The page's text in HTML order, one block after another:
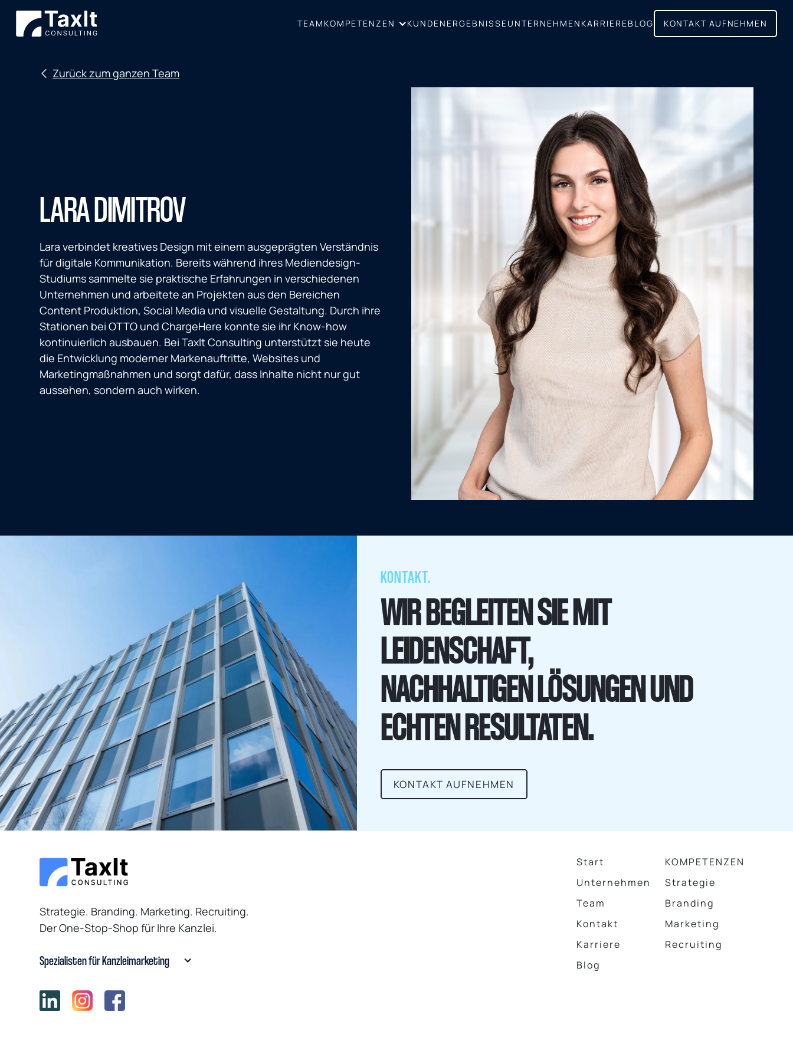
TEAM KOMPETENZEN KUNDENERGEBNISSEUNTERNEHMEN KARRIEREBLOG KONTAKT AUFNEHMEN
Zurück zum ganzen Team
LARA DIMITROV
Lara verbindet kreatives Design mit einem ausgeprägten Verständnis
für digitale Kommunikation. Bereits während ihres Mediendesign-
Studiums sammelte sie praktische Erfahrungen in verschiedenen
Unternehmen und arbeitete an Projekten aus den Bereichen
Content Produktion, Social Media und visuelle Gestaltung. Durch ihre
Stationen bei OTTO und ChargeHere konnte sie ihr Know-how
kontinuierlich ausbauen. Bei TaxIt Consulting unterstützt sie heute
die Entwicklung moderner Markenauftritte, Websites und
Marketingmaßnahmen und sorgt dafür, dass Inhalte nicht nur gut
aussehen, sondern auch wirken.
Uhlandstr. 14
70182 Stuttgart
KONTAKT.
WIR BEGLEITEN SIE MIT
LEIDENSCHAFT,
NACHHALTIGEN LÖSUNGEN UND
ECHTEN RESULTATEN.
KONTAKT AUFNEHMEN
Strategie. Branding. Marketing. Recruiting.
Der One-Stop-Shop für Ihre Kanzlei.
Spezialisten für Kanzleimarketing
Start
Unternehmen
Team
Kontakt
Karriere
Blog
KOMPETENZEN
Strategie
Branding
Marketing
Recruiting